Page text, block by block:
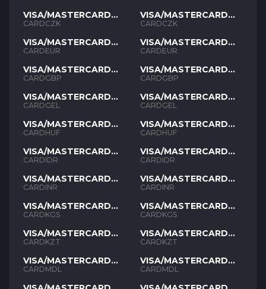
VISA/MASTERCARD
CZK
CARDCZK
VISA/MASTERCARD
EUR
CARDEUR
VISA/MASTERCARD
GBP
CARDGBP
VISA/MASTERCARD
GEL
CARDGEL
VISA/MASTERCARD
HUF
CARDHUF
VISA/MASTERCARD
IDR
CARDIDR
VISA/MASTERCARD
INR
CARDINR
VISA/MASTERCARD
KGS
CARDKGS
VISA/MASTERCARD
KZT
CARDKZT
VISA/MASTERCARD
MDL
CARDMDL
VISA/MASTERCARD
CZK
CARDCZK
VISA/MASTERCARD
EUR
CARDEUR
VISA/MASTERCARD
GBP
CARDGBP
VISA/MASTERCARD
GEL
CARDGEL
VISA/MASTERCARD
HUF
CARDHUF
VISA/MASTERCARD
IDR
CARDIDR
VISA/MASTERCARD
INR
CARDINR
VISA/MASTERCARD
KGS
CARDKGS
VISA/MASTERCARD
KZT
CARDKZT
VISA/MASTERCARD
MDL
CARDMDL